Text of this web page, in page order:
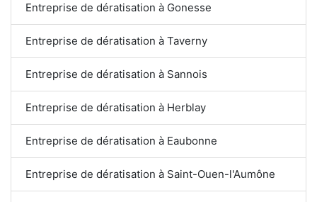
Entreprise de dératisation à Gonesse
Entreprise de dératisation à Taverny
Entreprise de dératisation à Sannois
Entreprise de dératisation à Herblay
Entreprise de dératisation à Eaubonne
Entreprise de dératisation à Saint-Ouen-l'Aumône